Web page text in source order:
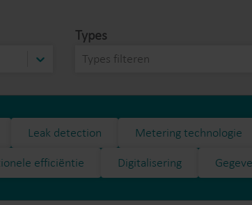
Types
Types filteren
Leak detection
Metering technologie
efficiëntie Digitalisering